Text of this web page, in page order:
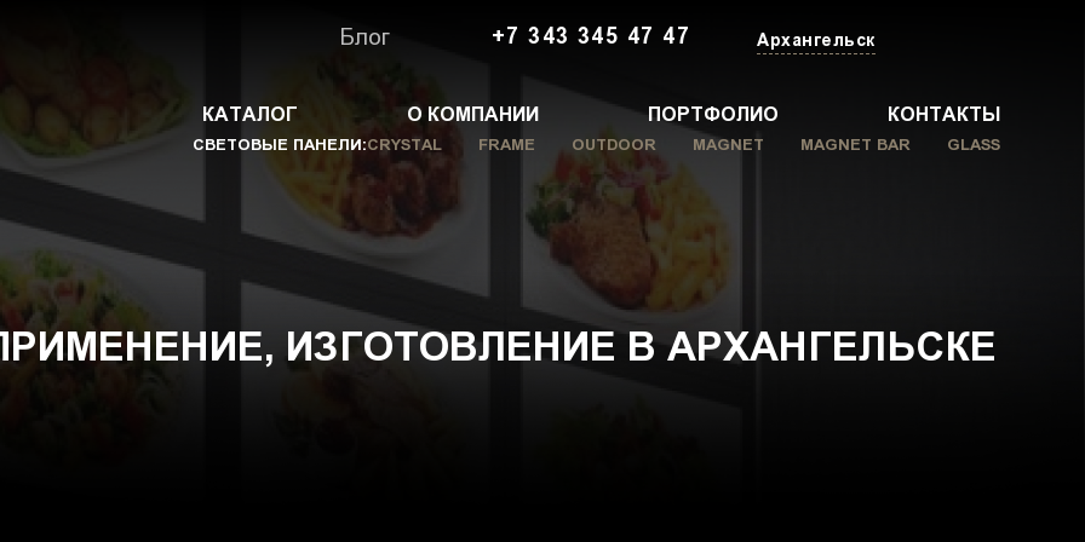
Блог +7 343 345 47 47 Архангельск
КАТАЛОГ О КОМПАНИИ ПОРТФОЛИО КОНТАКТЫ
СВЕТОВЫЕ ПАНЕЛИ:CRYSTAL FRAME OUTDOOR MAGNET MAGNET BAR GLASS
ИЗГОТОВЛЕНИЕ В АРХАНГЕЛЬСКЕ